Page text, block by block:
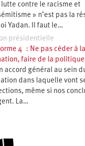
lutte contre le racisme et
» n’est pas la
Yadan. Il faut le…
présidentielle
4 : Ne pas céder à la
faire de la politique
accord général au sein
dans laquelle vont
même si nos
La…